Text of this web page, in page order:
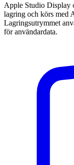
Apple Studio Display
lagring och körs med
Lagringsutrymmet
för användardata.